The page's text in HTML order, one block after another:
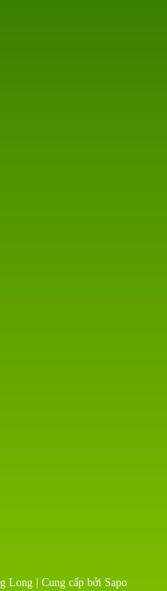
Long | Cung cấp bởi Sapo